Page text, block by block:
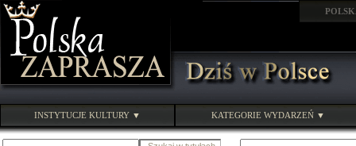
INSTYTUCJE KULTURY ▼ KATEGORIE WYDARZEŃ ▼